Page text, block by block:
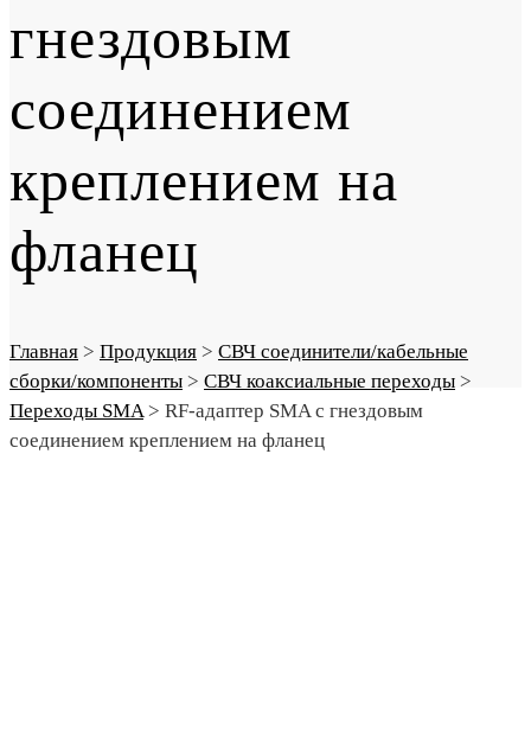
гнездовым
соединением
креплением на
фланец
Главная > Продукция > СВЧ соединители/кабельные
сборки/компоненты > СВЧ коаксиальные переходы >
Переходы SMA > RF-адаптер SMA с гнездовым
соединением креплением на фланец